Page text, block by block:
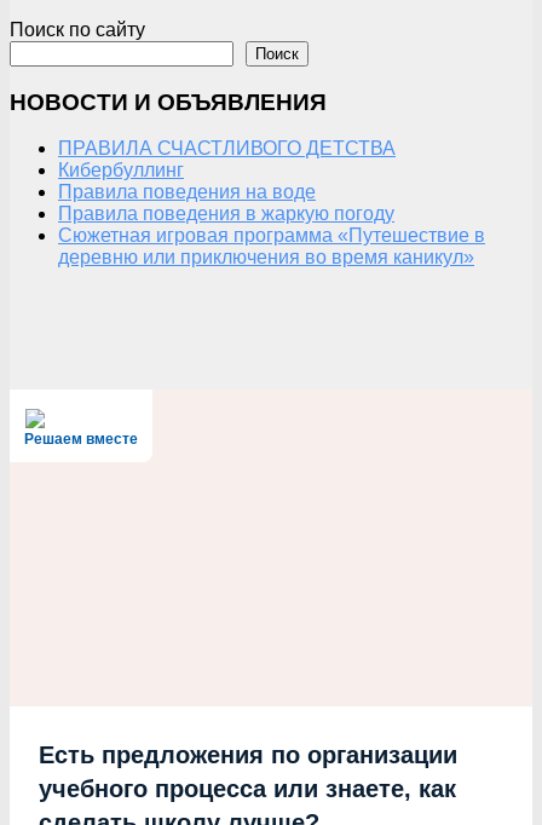
Поиск по сайту
Поиск
НОВОСТИ И ОБЪЯВЛЕНИЯ
ПРАВИЛА СЧАСТЛИВОГО ДЕТСТВА
Кибербуллинг
Правила поведения на воде
Правила поведения в жаркую погоду
Сюжетная игровая программа «Путешествие в
деревню или приключения во время каникул»
Решаем вместе
Есть предложения по организации
учебного процесса или знаете, как